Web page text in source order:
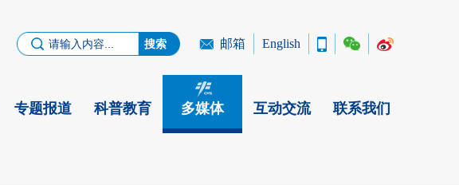
邮箱 English
专题报道 科普教育 多媒体 互动交流 联系我们